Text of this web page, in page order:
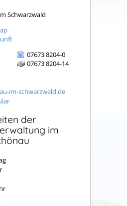
Schwarzwald
07673 8204-0
07673 8204-14
im-schwarzwald.de
der
im